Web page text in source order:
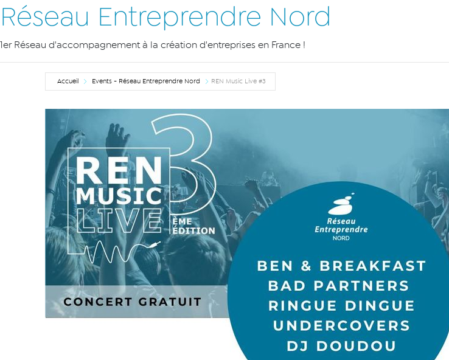
Réseau Entreprendre Nord
1er Réseau d'accompagnement à la création d'entreprises en France !
Accueil Events - Réseau Entreprendre Nord REN Music Live #3